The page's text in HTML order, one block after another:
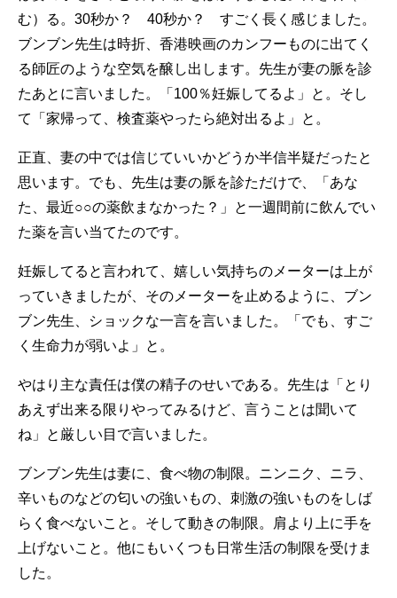
む）る。30秒か？ 40秒か？ すごく長く感じました。
ブンブン先生は時折、香港映画のカンフーものに出てく
る師匠のような空気を醸し出します。先生が妻の脈を診
たあとに言いました。「100％妊娠してるよ」と。そし
て「家帰って、検査薬やったら絶対出るよ」と。
正直、妻の中では信じていいかどうか半信半疑だったと
思います。でも、先生は妻の脈を診ただけで、「あな
た、最近○○の薬飲まなかった？」と一週間前に飲んでい
た薬を言い当てたのです。
妊娠してると言われて、嬉しい気持ちのメーターは上が
っていきましたが、そのメーターを止めるように、ブン
ブン先生、ショックな一言を言いました。「でも、すご
く生命力が弱いよ」と。
やはり主な責任は僕の精子のせいである。先生は「とり
あえず出来る限りやってみるけど、言うことは聞いて
ね」と厳しい目で言いました。
ブンブン先生は妻に、食べ物の制限。ニンニク、ニラ、
辛いものなどの匂いの強いもの、刺激の強いものをしば
らく食べないこと。そして動きの制限。肩より上に手を
上げないこと。他にもいくつも日常生活の制限を受けま
した。